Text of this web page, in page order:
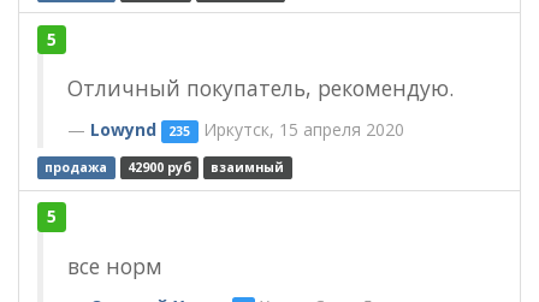
5
Отличный покупатель, рекомендую.
Lowynd 235 Иркутск, 15 апреля 2020
продажа 42900 руб взаимный
5
все норм